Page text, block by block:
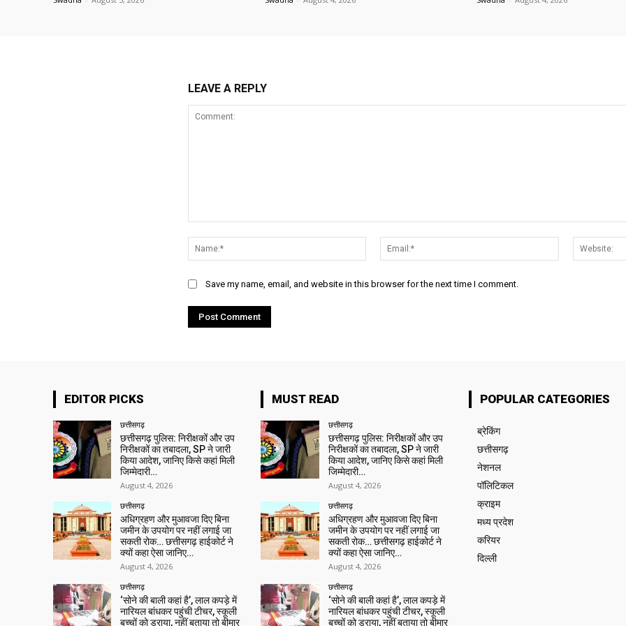
LEAVE A REPLY
Name:*
Email:*
Save my name, email, and website in this browser for the next time I comment.
EDITOR PICKS
छत्तीसगढ़
छत्तीसगढ़ पुलिस: निरीक्षकों और उप
निरीक्षकों का तबादला, SP ने जारी
किया आदेश, जानिए किसे कहां मिली
जिम्मेदारी…
August 4, 2026
छत्तीसगढ़
अधिग्रहण और मुआवजा दिए बिना
जमीन के उपयोग पर नहीं लगाई जा
सकती रोक… छत्तीसगढ़ हाईकोर्ट ने
क्यों कहा ऐसा जानिए…
August 4, 2026
छत्तीसगढ़
‘सोने की बाली कहां है’, लाल कपड़े में
नारियल बांधकर पहुंची टीचर, स्कूली
बच्चों को डराया, नहीं बताया तो बीमार
MUST READ
छत्तीसगढ़
छत्तीसगढ़ पुलिस: निरीक्षकों और उप
निरीक्षकों का तबादला, SP ने जारी
किया आदेश, जानिए किसे कहां मिली
जिम्मेदारी…
August 4, 2026
छत्तीसगढ़
अधिग्रहण और मुआवजा दिए बिना
जमीन के उपयोग पर नहीं लगाई जा
सकती रोक… छत्तीसगढ़ हाईकोर्ट ने
क्यों कहा ऐसा जानिए…
August 4, 2026
छत्तीसगढ़
‘सोने की बाली कहां है’, लाल कपड़े में
नारियल बांधकर पहुंची टीचर, स्कूली
बच्चों को डराया, नहीं बताया तो बीमार
POPULAR CATEGORIES
ब्रेकिंग
छत्तीसगढ़
नेशनल
पॉलिटिकल
क्राइम
मध्य प्रदेश
करियर
दिल्ली